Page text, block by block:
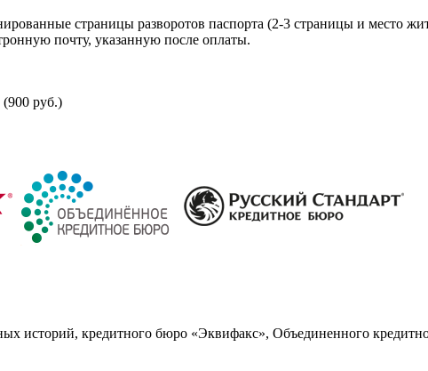
страницы разворотов паспорта (2-3 страницы и место
почту, указанную после оплаты.
руб.)
историй, кредитного бюро «Эквифакс», Объединенного